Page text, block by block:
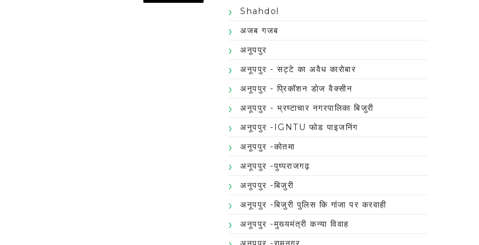
Shahdol
अजब गजब
अनूपपुर
अनूपपुर - सट्टे का अवैध कारोबार
अनूपपुर - प्रिकॉशन डोज वैक्सीन
अनूपपुर - भ्रष्टाचार नगरपालिका बिजुरी
अनूपपुर -IGNTU फोड पाइजनिंग
अनूपपुर -कोतमा
अनूपपुर -पुष्पराजगढ़
अनूपपुर -बिजुरी
अनूपपुर -बिजुरी पुलिस कि गांजा पर करवाही
अनूपपुर -मुख्यमंत्री कन्या विवाह